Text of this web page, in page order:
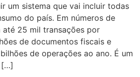
um sistema que vai incluir todas
do país. Em números de
até 25 mil transações por
de documentos fiscais e
de operações ao ano. É um
[…]